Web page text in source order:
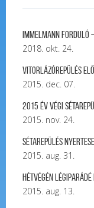
Immelmann forduló
2018. okt. 24.
Vitorlázórepülés
2015. dec. 07.
2015 év végi
2015. nov. 24.
Sétarepülés
2015. aug. 31.
Hétvégén légiparádé
2015. aug. 13.